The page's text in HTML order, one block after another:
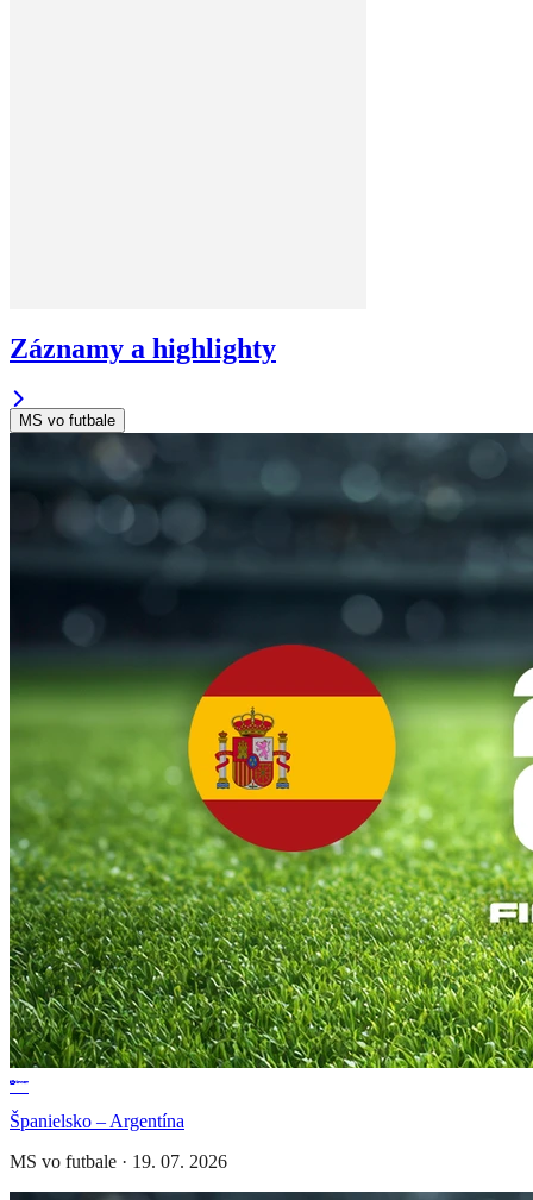
Záznamy a highlighty
MS vo futbale
Španielsko – Argentína
MS vo futbale · 19. 07. 2026